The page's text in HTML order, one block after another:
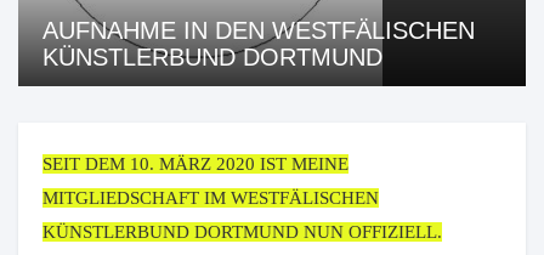
AUFNAHME IN DEN WESTFÄLISCHEN
KÜNSTLERBUND DORTMUND
SEIT DEM 10. MÄRZ 2020 IST MEINE
MITGLIEDSCHAFT IM WESTFÄLISCHEN
KÜNSTLERBUND DORTMUND NUN OFFIZIELL.